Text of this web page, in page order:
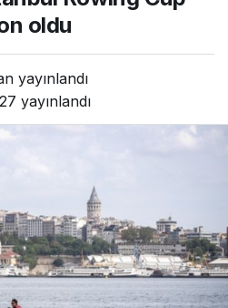
oldu
yayınlandı
yayınlandı